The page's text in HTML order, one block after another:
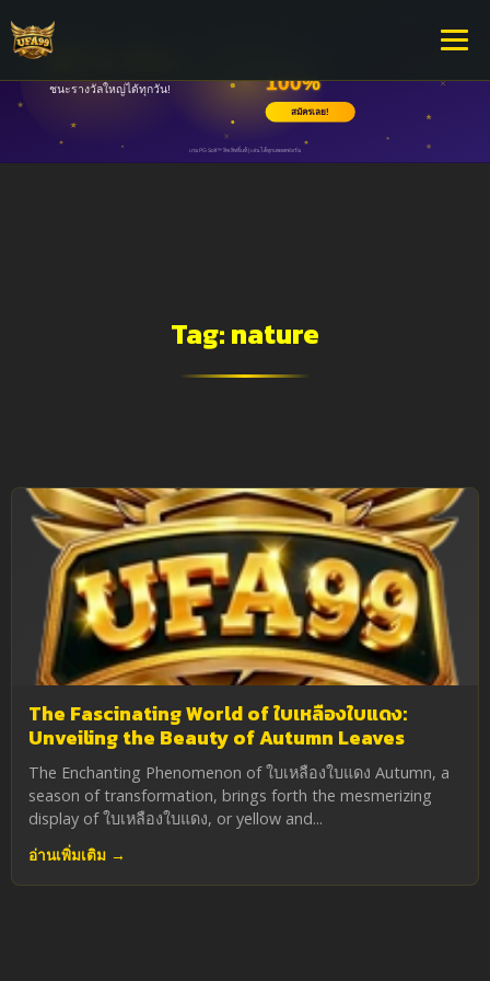
Tag:nature
The Fascinating World of ใบเหลืองใบแดง:
Unveiling the Beauty of Autumn Leaves
The Enchanting Phenomenon of ใบเหลืองใบแดง Autumn, a
season of transformation, brings forth the mesmerizing
display of ใบเหลืองใบแดง, or yellow and...
อ่านเพิ่มเติม →